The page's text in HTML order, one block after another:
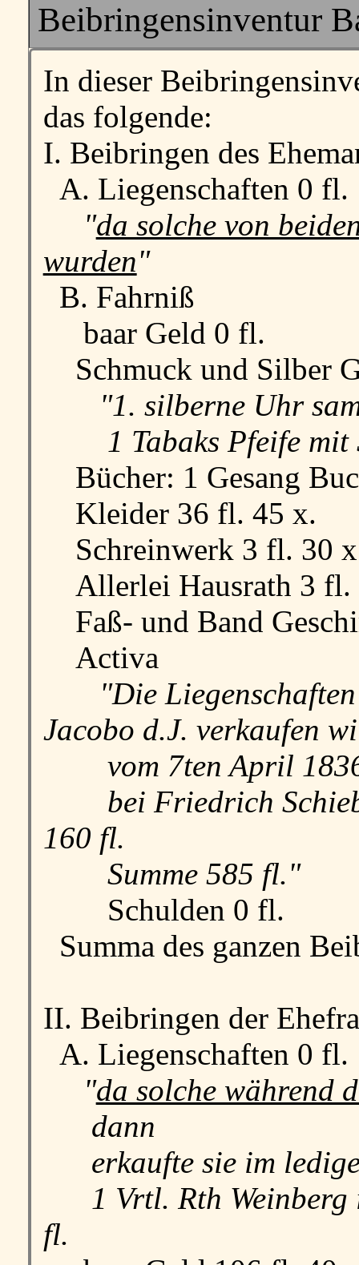
Beibringensinventur
In dieser
das folgende:
I. Beibringen des
A. Liegenschaften 0 fl.
"da solche von
wurden"
B. Fahrniß
baar Geld 0 fl.
Schmuck und Silber
"1. silberne Uhr
1 Tabaks Pfeife mit
Bücher: 1 Gesang
Kleider 36 fl. 45 x.
Schreinwerk 3 fl. 30
Allerlei Hausrath 3 fl.
Faß- und Band
Activa
"Die
Jacobo d.J. verkaufen
vom 7ten April 1836
bei Friedrich
160 fl.
Summe 585 fl."
Schulden 0 fl.
Summa des ganzen
II. Beibringen der
A. Liegenschaften 0 fl.
"da solche während
dann
erkaufte sie im
1 Vrtl. Rth Weinberg
fl.